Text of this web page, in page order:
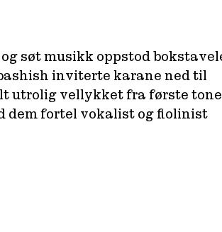
søt musikk oppstod
inviterte karane ned til
utrolig vellykket fra første
dem fortel vokalist og fiolinist